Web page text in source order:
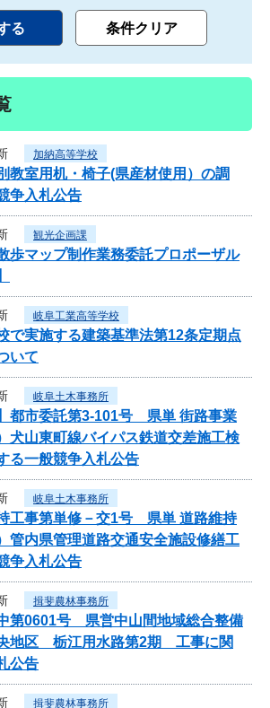
加納高等学校
教室用机・椅子(県産材使用）の調
争入札公告
観光企画課
歩マップ制作業務委託プロポーザル
岐阜工業高等学校
で実施する建築基準法第12条定期点
いて
岐阜土木事務所
都市委託第3-101号 県単 街路事業
犬山東町線バイパス鉄道交差施工検
一般競争入札公告
岐阜土木事務所
工事第単修－交1号 県単 道路維持
管内県管理道路交通安全施設修繕工
争入札公告
揖斐農林事務所
第0601号 県営中山間地域総合整備
地区 栃江用水路第2期 工事に関
公告
揖斐農林事務所